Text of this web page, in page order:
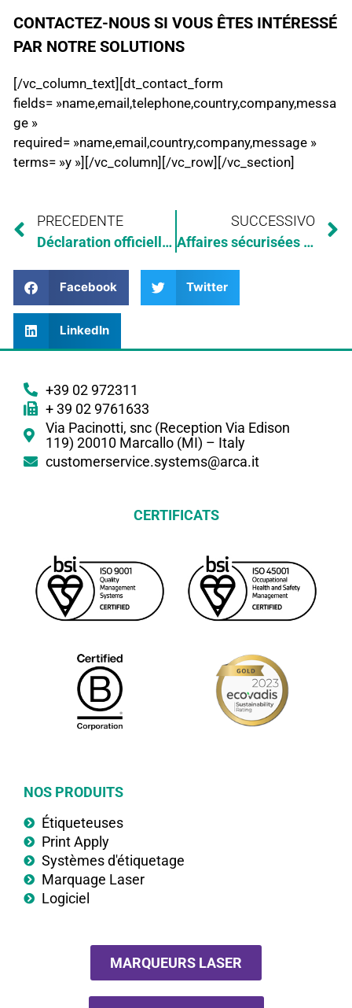
CONTACTEZ-NOUS SI VOUS ÊTES INTÉRESSÉ
PAR NOTRE SOLUTIONS
[/vc_column_text][dt_contact_form
fields= »name,email,telephone,country,company,messa
ge »
required= »name,email,country,company,message »
terms= »y »][/vc_column][/vc_row][/vc_section]
PRECEDENTE
Déclaration officielle d’Arca: Coronavirus
SUCCESSIVO
Affaires sécurisées avec Arca
Facebook Twitter
LinkedIn
+39 02 972311
+ 39 02 9761633
Via Pacinotti, snc (Reception Via Edison
119) 20010 Marcallo (MI) – Italy
customerservice.systems@arca.it
CERTIFICATS
NOS PRODUITS
Étiqueteuses
Print Apply
Systèmes d'étiquetage
Marquage Laser
Logiciel
MARQUEURS LASER